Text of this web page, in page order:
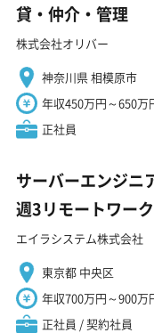
貸・仲介・管理
株式会社オリバー
神奈川県 相模原市
年収450万円～650万
正社員
サーバーエンジニ
週3リモートワー
エイラシステム株式会社
東京都 中央区
年収700万円～900万
正社員 / 契約社員